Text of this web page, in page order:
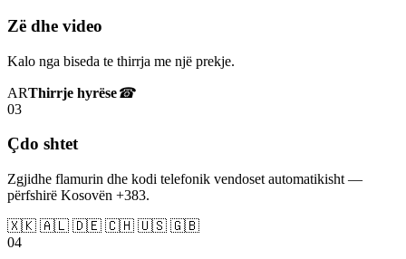
Zë dhe video
Kalo nga biseda te thirrja me një prekje.
ARThirrje hyrëse☎
03
Çdo shtet
Zgjidhe flamurin dhe kodi telefonik vendoset automatikisht —
përfshirë Kosovën +383.
🇽🇰 🇦🇱 🇩🇪 🇨🇭 🇺🇸 🇬🇧
04